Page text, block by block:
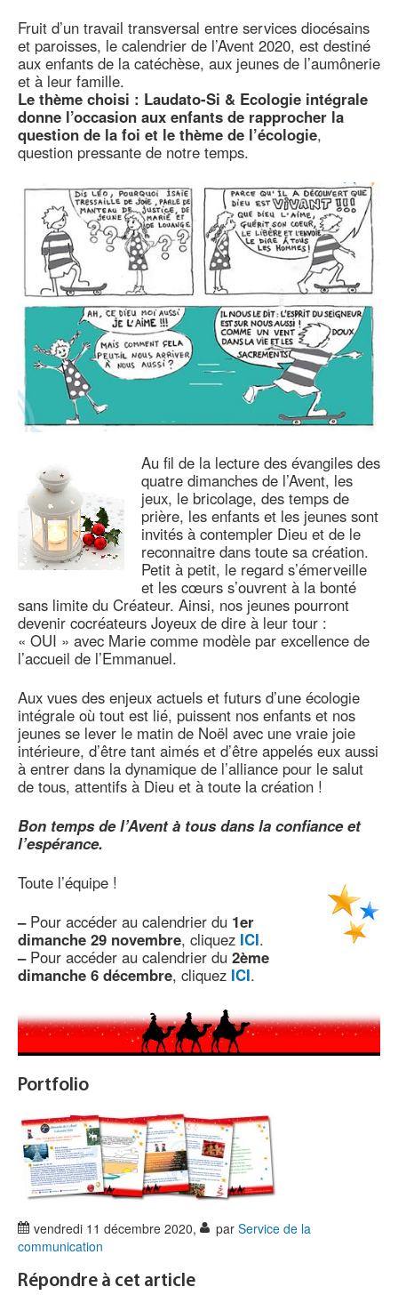
Fruit d’un travail transversal entre services diocésains
et paroisses, le calendrier de l’Avent 2020, est destiné
aux enfants de la catéchèse, aux jeunes de l’aumônerie
et à leur famille.
Le thème choisi : Laudato-Si & Ecologie intégrale
donne l’occasion aux enfants de rapprocher la
question de la foi et le thème de l’écologie,
question pressante de notre temps.
Au fil de la lecture des évangiles des
quatre dimanches de l’Avent, les
jeux, le bricolage, des temps de
prière, les enfants et les jeunes sont
invités à contempler Dieu et de le
reconnaitre dans toute sa création.
Petit à petit, le regard s’émerveille
et les cœurs s’ouvrent à la bonté
sans limite du Créateur. Ainsi, nos jeunes pourront
devenir cocréateurs Joyeux de dire à leur tour :
« OUI » avec Marie comme modèle par excellence de
l’accueil de l’Emmanuel.
Aux vues des enjeux actuels et futurs d’une écologie
intégrale où tout est lié, puissent nos enfants et nos
jeunes se lever le matin de Noël avec une vraie joie
intérieure, d’être tant aimés et d’être appelés eux aussi
à entrer dans la dynamique de l’alliance pour le salut
de tous, attentifs à Dieu et à toute la création !
Bon temps de l’Avent à tous dans la confiance et
l’espérance.
Toute l’équipe !
–Pour accéder au calendrier du 1er
dimanche 29 novembre, cliquez ICI.
–Pour accéder au calendrier du 2ème
dimanche 6 décembre, cliquez ICI.
Portfolio
vendredi 11 décembre 2020, par Service de la
communication
Répondre à cet article